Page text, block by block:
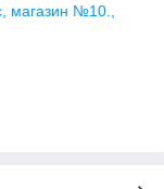
магазин №10.,